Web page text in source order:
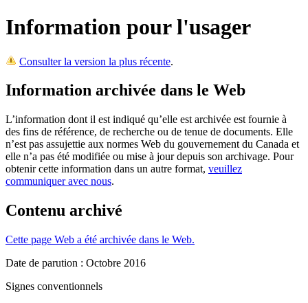
Information pour l'usager
Consulter la version la plus récente.
Information archivée dans le Web
L’information dont il est indiqué qu’elle est archivée est fournie à
des fins de référence, de recherche ou de tenue de documents. Elle
n’est pas assujettie aux normes Web du gouvernement du Canada et
elle n’a pas été modifiée ou mise à jour depuis son archivage. Pour
obtenir cette information dans un autre format, veuillez
communiquer avec nous.
Contenu archivé
Cette page Web a été archivée dans le Web.
Date de parution : Octobre 2016
Signes conventionnels